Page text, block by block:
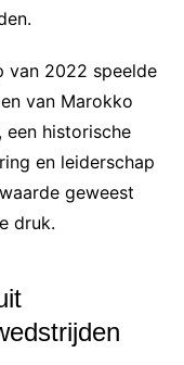
van 2022 speelde
van Marokko
historische
en leiderschap
geweest
druk.